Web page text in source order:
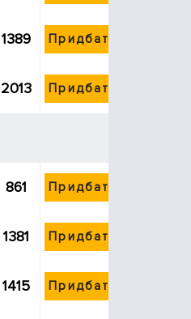
1389 Придбати
2013 Придбати
861 Придбати
1381 Придбати
1415 Придбати